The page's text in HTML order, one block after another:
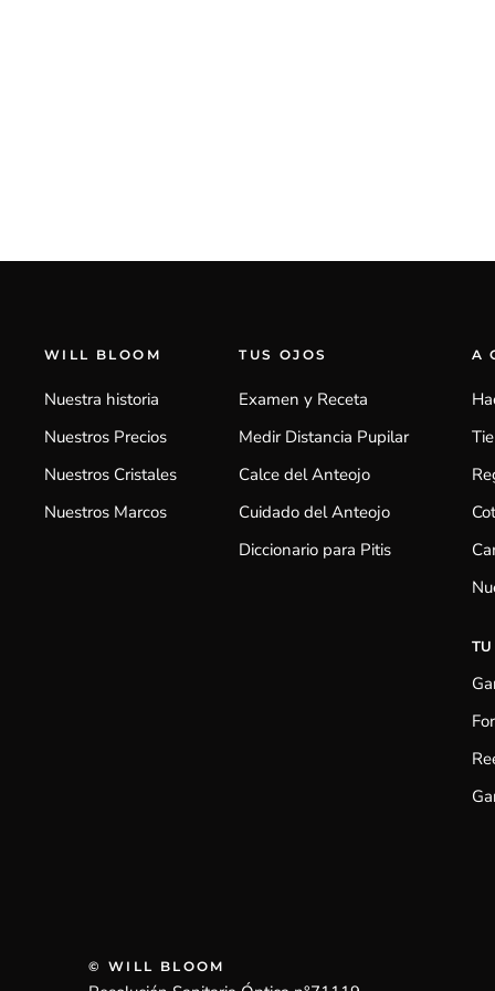
WILL BLOOM
Nuestra historia
Nuestros Precios
Nuestros Cristales
Nuestros Marcos
TUS OJOS
Examen y Receta
Medir Distancia Pupilar
Calce del Anteojo
Cuidado del Anteojo
Diccionario para Pitis
A
TU
© WILL BLOOM